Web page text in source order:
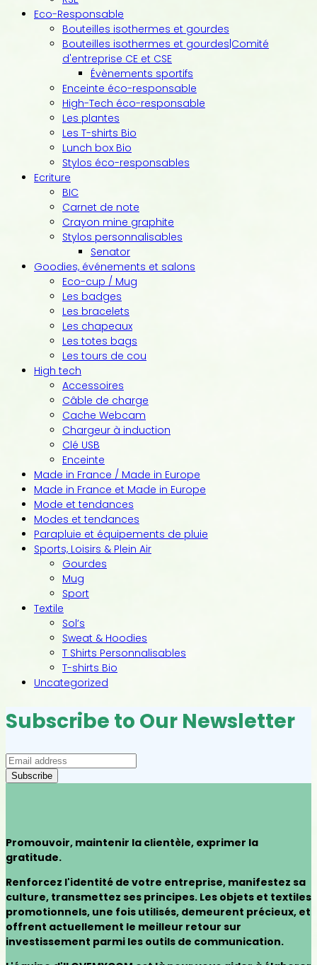
Eco-Responsable
Bouteilles isothermes et gourdes
Bouteilles isothermes et gourdes|Comité
d'entreprise CE et CSE
Évènements sportifs
Enceinte éco-responsable
High-Tech éco-responsable
Les plantes
Les T-shirts Bio
Lunch box Bio
Stylos éco-responsables
Ecriture
BIC
Carnet de note
Crayon mine graphite
Stylos personnalisables
Senator
Goodies, événements et salons
Eco-cup / Mug
Les badges
Les bracelets
Les chapeaux
Les totes bags
Les tours de cou
High tech
Accessoires
Câble de charge
Cache Webcam
Chargeur à induction
Clé USB
Enceinte
Made in France / Made in Europe
Made in France et Made in Europe
Mode et tendances
Modes et tendances
Parapluie et équipements de pluie
Sports, Loisirs & Plein Air
Gourdes
Mug
Sport
Textile
Sol’s
Sweat & Hoodies
T Shirts Personnalisables
T-shirts Bio
Uncategorized
Subscribe to Our Newsletter
Promouvoir, maintenir la clientèle, exprimer la
gratitude.
Renforcez l'identité de votre entreprise, manifestez sa
culture, transmettez ses principes. Les objets et textiles
promotionnels, une fois utilisés, demeurent précieux, et
offrent actuellement le meilleur retour sur
investissement parmi les outils de communication.